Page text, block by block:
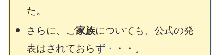
た。
さらに、ご家族についても、公式の発
表はされておらず・・・。